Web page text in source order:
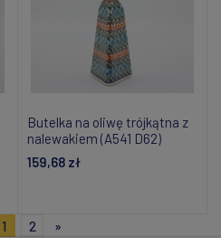
Butelka na oliwę trójkątna z
nalewakiem (A541 D62)
159,68 zł
1 2 »